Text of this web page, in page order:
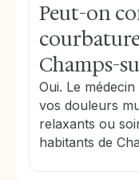
Peut-on
Champs-
Oui. Le
vos douleurs
relaxants ou
habitants de